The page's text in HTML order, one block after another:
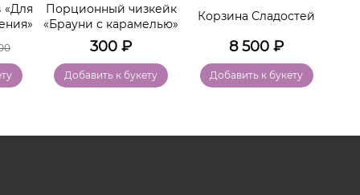
«Для
Порционный чизкейк
«Брауни с карамелью»
300 ₽
Добавить к букету
Корзина Сладостей
8 500 ₽
Добавить к букету